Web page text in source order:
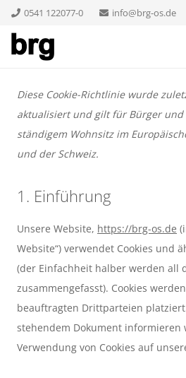
0541 122077-0 info@brg-os.de
Diese Cookie-Richtlinie wurde
aktualisiert und gilt für Bürger
ständigem Wohnsitz im
und der Schweiz.
1. Einführung
Unsere Website, https://brg-os.de
Website“) verwendet Cookies und
(der Einfachheit halber werden all
zusammengefasst). Cookies
beauftragten Drittparteien
stehendem Dokument informieren
Verwendung von Cookies auf